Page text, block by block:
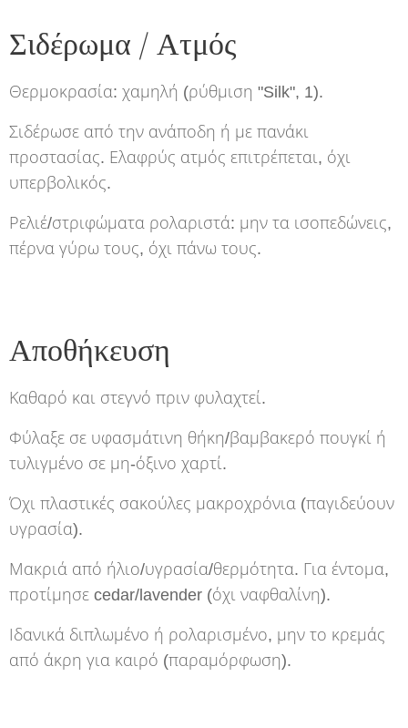
Σιδέρωμα / Ατμός
Θερμοκρασία: χαμηλή (ρύθμιση "Silk", 1).
Σιδέρωσε από την ανάποδη ή με πανάκι
προστασίας. Ελαφρύς ατμός επιτρέπεται, όχι
υπερβολικός.
Ρελιέ/στριφώματα ρολαριστά: μην τα ισοπεδώνεις,
πέρνα γύρω τους, όχι πάνω τους.
Αποθήκευση
Καθαρό και στεγνό πριν φυλαχτεί.
Φύλαξε σε υφασμάτινη θήκη/βαμβακερό πουγκί ή
τυλιγμένο σε μη-όξινο χαρτί.
Όχι πλαστικές σακούλες μακροχρόνια (παγιδεύουν
υγρασία).
Μακριά από ήλιο/υγρασία/θερμότητα. Για έντομα,
προτίμησε cedar/lavender (όχι ναφθαλίνη).
Ιδανικά διπλωμένο ή ρολαρισμένο, μην το κρεμάς
από άκρη για καιρό (παραμόρφωση).